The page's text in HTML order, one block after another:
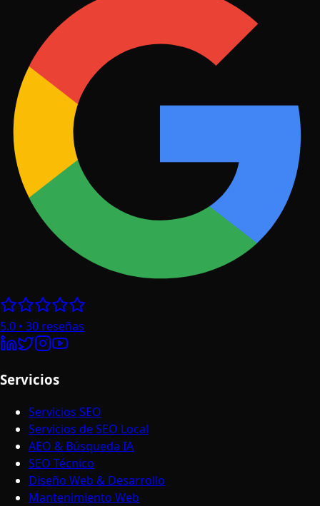
5.0 • 30 reseñas
Servicios
Servicios SEO
Servicios de SEO Local
AEO & Búsqueda IA
SEO Técnico
Diseño Web & Desarrollo
Mantenimiento Web